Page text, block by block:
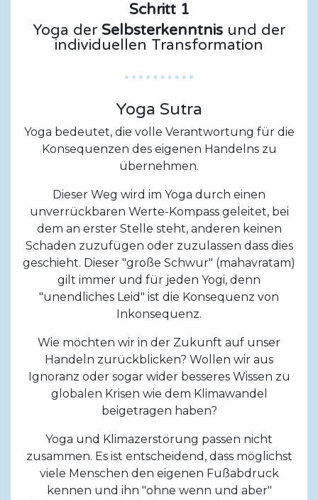
Schritt 1
Yoga der Selbsterkenntnis und der
individuellen Transformation
Yoga Sutra
Yoga bedeutet, die volle Verantwortung für die
Konsequenzen des eigenen Handelns zu
übernehmen.
Dieser Weg wird im Yoga durch einen
unverrückbaren Werte-Kompass geleitet, bei
dem an erster Stelle steht, anderen keinen
Schaden zuzufügen oder zuzulassen dass dies
geschieht. Dieser "große Schwur" (mahavratam)
gilt immer und für jeden Yogi, denn
"unendliches Leid" ist die Konsequenz von
Inkonsequenz.
Wie möchten wir in der Zukunft auf unser
Handeln zurückblicken? Wollen wir aus
Ignoranz oder sogar wider besseres Wissen zu
globalen Krisen wie dem Klimawandel
beigetragen haben?
Yoga und Klimazerstörung passen nicht
zusammen. Es ist entscheidend, dass möglichst
viele Menschen den eigenen Fußabdruck
kennen und ihn "ohne wenn und aber"